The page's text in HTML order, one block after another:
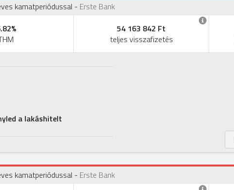
kamatperiódussal - Erste Bank
54 163 842 Ft
teljes visszafizetés
a lakáshitelt
kamatperiódussal - Erste Bank